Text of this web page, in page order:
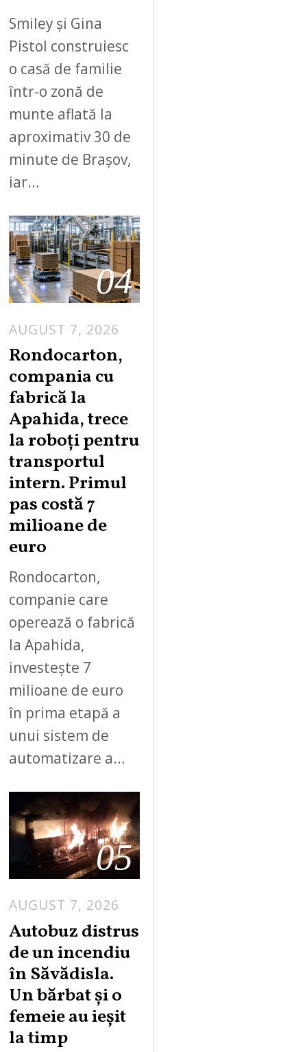
Smiley și Gina
Pistol construiesc
o casă de familie
într-o zonă de
munte aflată la
aproximativ 30 de
minute de Brașov,
iar…
04
AUGUST 7, 2026
G
T
7
2
Rondocarton,
compania cu
fabrică la
Apahida, trece
la roboți pentru
transportul
intern. Primul
pas costă 7
milioane de
euro
Rondocarton,
companie care
operează o fabrică
la Apahida,
investește 7
milioane de euro
în prima etapă a
unui sistem de
automatizare a…
05
AUGUST 7, 2026
Autobuz distrus
de un incendiu
în Săvădisla.
Un bărbat și o
femeie au ieșit
la timp